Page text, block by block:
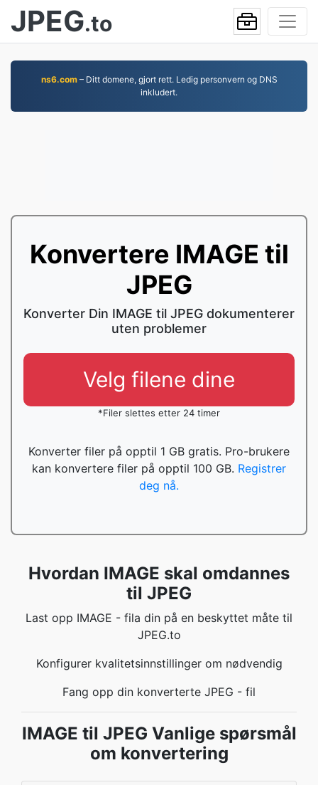
JPEG.to
ns6.com– Ditt domene, gjort rett. Ledig personvern og DNS
inkludert.
Konvertere IMAGE til
JPEG
Konverter Din IMAGE til JPEG dokumenterer
uten problemer
Velg filene dine
*Filer slettes etter 24 timer
Konverter filer på opptil 1 GB gratis. Pro-brukere
kan konvertere filer på opptil 100 GB. Registrer
deg nå.
Hvordan IMAGE skal omdannes
til JPEG
Last opp IMAGE - fila din på en beskyttet måte til
JPEG.to
Konfigurer kvalitetsinnstillinger om nødvendig
Fang opp din konverterte JPEG - fil
IMAGE til JPEG Vanlige spørsmål
om konvertering